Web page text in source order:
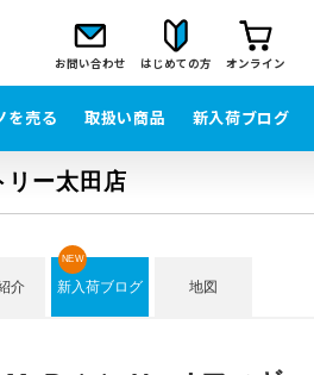
お問い合わせ はじめての方 オンライン
を売る 取扱い商品 新入荷ブログ
リー太田店
介 新入荷ブログ
NEW
地図